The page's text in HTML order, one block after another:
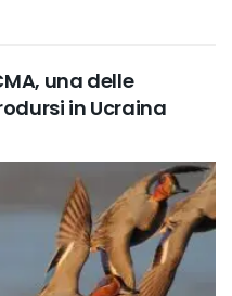
una delle
in Ucraina